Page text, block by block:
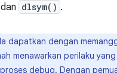
dan dlsym() .
dapatkan dengan
menawarkan perilaku
debug. Dengan